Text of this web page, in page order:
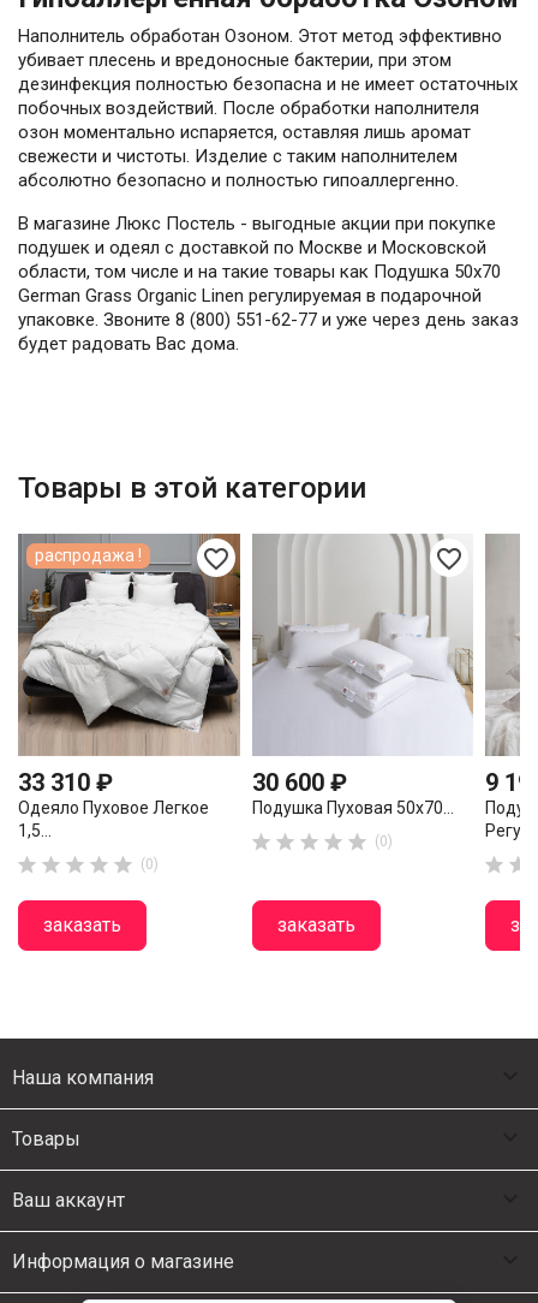
Наполнитель обработан Озоном. Этот метод эффективно
убивает плесень и вредоносные бактерии, при этом
дезинфекция полностью безопасна и не имеет остаточных
побочных воздействий. После обработки наполнителя
озон моментально испаряется, оставляя лишь аромат
свежести и чистоты. Изделие с таким наполнителем
абсолютно безопасно и полностью гипоаллергенно.
В магазине Люкс Постель - выгодные акции при покупке
подушек и одеял с доставкой по Москве и Московской
области, том числе и на такие товары как Подушка 50х70
German Grass Organic Linen регулируемая в подарочной
упаковке. Звоните 8 (800) 551-62-77 и уже через день заказ
будет радовать Вас дома.
Товары в этой категории
favorite_border
33 310 ₽
Одеяло Пуховое Легкое
1,5...
     (0)
заказать
распродажа ! favorite_border
30 600 ₽
Подушка Пуховая 50х70...
     (0)
заказать
9
 
Наша компания
Товары
Ваш аккаунт
Информация о магазине